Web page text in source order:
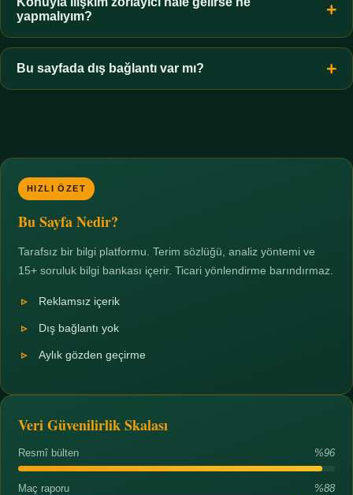
zorunluluktur.
yapmalıyım?
Zaman sınırı koyun, harcadığınız süreyi ölçün ve gerekirse
profesyonel destek alın. Türkiye'de ücretsiz danışma hatları
mevcuttur; yardım istemek güçlü bir adımdır.
Bu sayfada dış bağlantı var mı?
HIZLI ÖZET
Bu Sayfa Nedir?
Tarafsız bir bilgi platformu. Terim sözlüğü, analiz yöntemi ve
15+ soruluk bilgi bankası içerir. Ticari yönlendirme barındırmaz.
Reklamsız içerik
Dış bağlantı yok
Aylık gözden geçirme
Veri Güvenilirlik Skalası
Resmî bülten %96
Maç raporu %88